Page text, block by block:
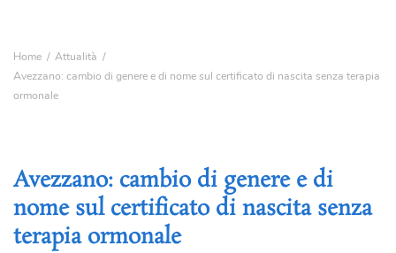
Home
Attualità
Avezzano: cambio di genere e di nome sul certificato di nascita senza terapia
ormonale
Avezzano: cambio di genere e di
nome sul certificato di nascita senza
terapia ormonale